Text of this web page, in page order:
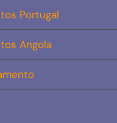
Portugal
Angola